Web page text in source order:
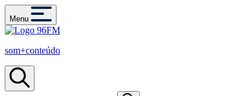
Menu
som+conteúdo